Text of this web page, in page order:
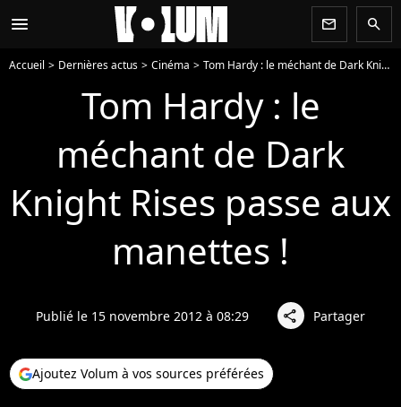
menu newsletter search
Accueil Dernières actus Cinéma Tom Hardy : le méchant de Dark Knight Rises passe aux manettes !
Tom Hardy : le
méchant de Dark
Knight Rises passe aux
manettes !
Publié le 15 novembre 2012 à 08:29 share Partager
Ajoutez Volum à vos sources préférées